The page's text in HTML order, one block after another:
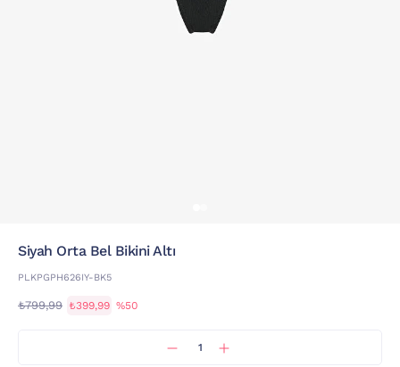
Si̇yah Orta Bel Bikini Altı
PLKPGPH626IY-BK5
₺799,99 ₺399,99 %50